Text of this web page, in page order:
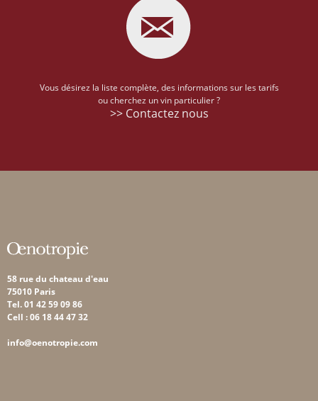
Vous désirez la liste complète, des informations sur les tarifs
ou cherchez un vin particulier ?
>> Contactez nous
58 rue du chateau d'eau
75010 Paris
Tel. 01 42 59 09 86
Cell : 06 18 44 47 32
info@oenotropie.com